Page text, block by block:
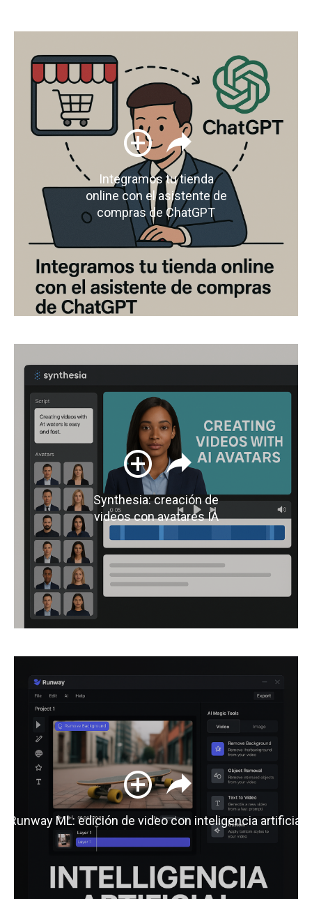
Integramos tu tienda
online con el asistente de
compras de ChatGPT
Synthesia: creación de
videos con avatares IA
Runway ML: edición de video con inteligencia artificial